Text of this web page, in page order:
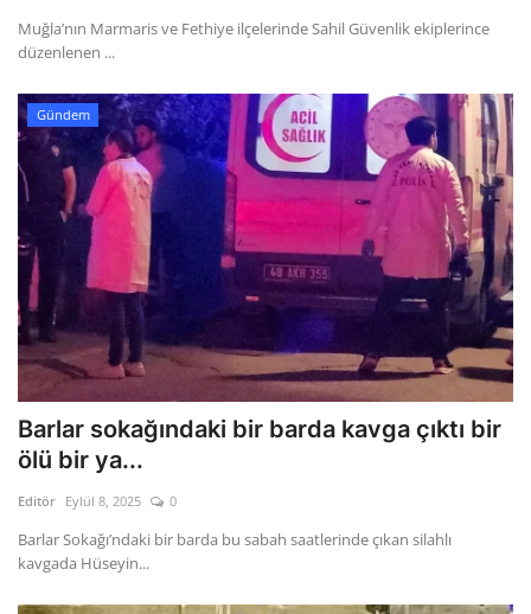
Muğla’nın Marmaris ve Fethiye ilçelerinde Sahil Güvenlik ekiplerince
düzenlenen ...
Gündem
Barlar sokağındaki bir barda kavga çıktı bir
ölü bir ya...
Editör Eylül 8, 2025 0
Barlar Sokağı’ndaki bir barda bu sabah saatlerinde çıkan silahlı
kavgada Hüseyin...